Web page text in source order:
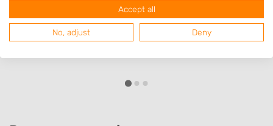
Callunastraat 8
8091VT
Wezep
Accept all
No, adjust Deny